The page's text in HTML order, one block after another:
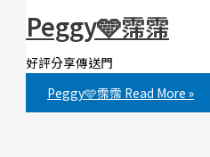
Peggy🩵霈霈
好評分享傳送門
Peggy🩵霈霈 Read More »